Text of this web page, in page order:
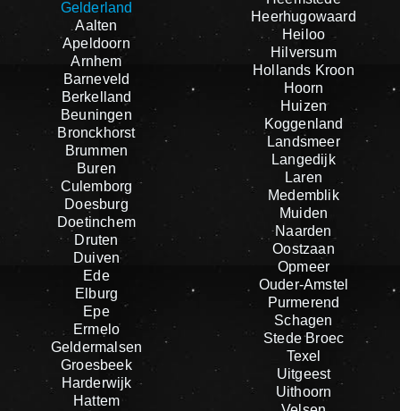
Gelderland
Aalten
Apeldoorn
Arnhem
Barneveld
Berkelland
Beuningen
Bronckhorst
Brummen
Buren
Culemborg
Doesburg
Doetinchem
Druten
Duiven
Ede
Elburg
Epe
Ermelo
Geldermalsen
Groesbeek
Harderwijk
Hattem
Heerhugowaard
Heiloo
Hilversum
Hollands Kroon
Hoorn
Huizen
Koggenland
Landsmeer
Langedijk
Laren
Medemblik
Muiden
Naarden
Oostzaan
Opmeer
Ouder-Amstel
Purmerend
Schagen
Stede Broec
Texel
Uitgeest
Uithoorn